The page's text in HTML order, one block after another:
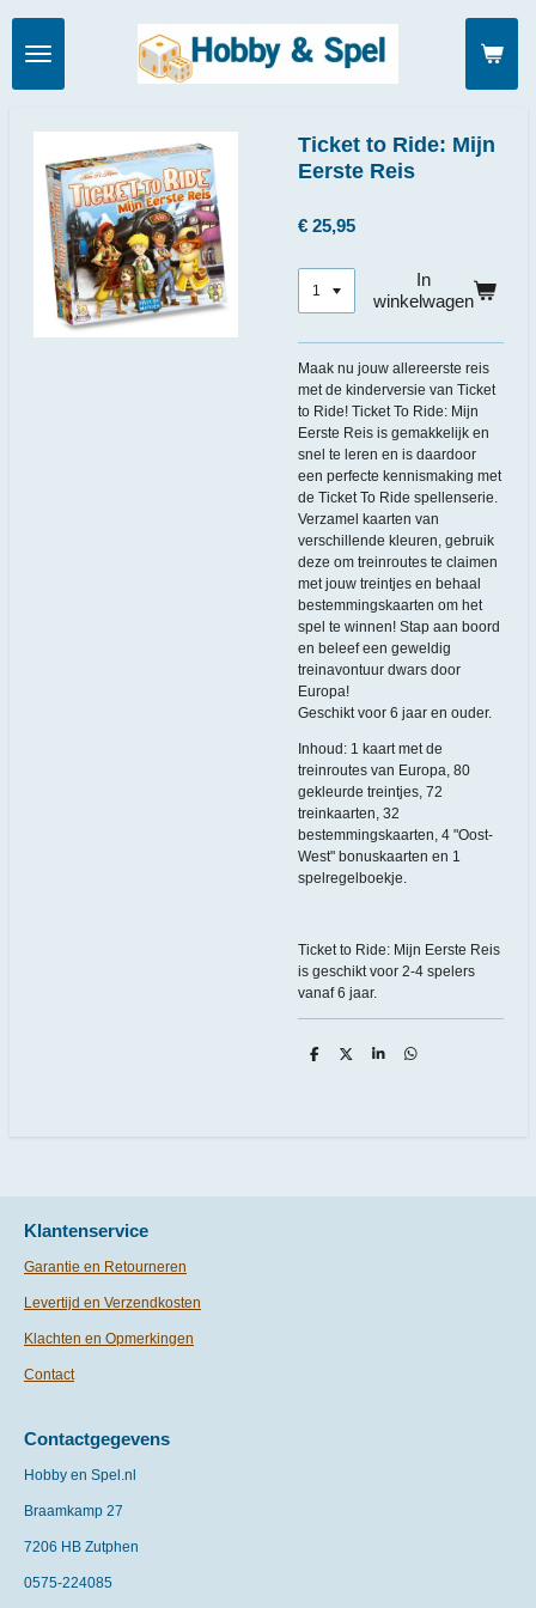
Ga
direct
naar
de
Ticket to Ride: Mijn
Eerste Reis
€ 25,95
In
winkelwagen
Maak nu jouw allereerste reis
met de kinderversie van Ticket
to Ride! Ticket To Ride: Mijn
Eerste Reis is gemakkelijk en
snel te leren en is daardoor
een perfecte kennismaking met
de Ticket To Ride spellenserie.
Verzamel kaarten van
verschillende kleuren, gebruik
deze om treinroutes te claimen
met jouw treintjes en behaal
bestemmingskaarten om het
spel te winnen! Stap aan boord
en beleef een geweldig
treinavontuur dwars door
Europa!
Geschikt voor 6 jaar en ouder.
Inhoud: 1 kaart met de
treinroutes van Europa, 80
gekleurde treintjes, 72
treinkaarten, 32
bestemmingskaarten, 4 "Oost-
West" bonuskaarten en 1
spelregelboekje.
Ticket to Ride: Mijn Eerste Reis
is geschikt voor 2-4 spelers
vanaf 6 jaar.
D
D
S
D
Klantenservice
Garantie en Retourneren
Levertijd en Verzendkosten
Klachten en Opmerkingen
Contact
Contactgegevens
Hobby en Spel.nl
Braamkamp 27
7206 HB Zutphen
0575-224085